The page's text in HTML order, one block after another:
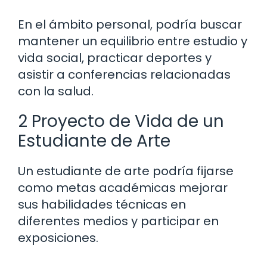
En el ámbito personal, podría buscar
mantener un equilibrio entre estudio y
vida social, practicar deportes y
asistir a conferencias relacionadas
con la salud.
2 Proyecto de Vida de un
Estudiante de Arte
Un estudiante de arte podría fijarse
como metas académicas mejorar
sus habilidades técnicas en
diferentes medios y participar en
exposiciones.